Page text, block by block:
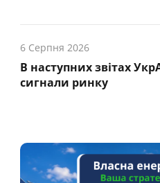
6 Серпня 2026
В наступних звітах
cигнали ринку